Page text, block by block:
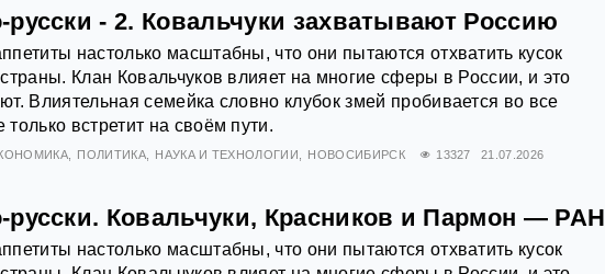
русски - 2. Ковальчуки захватывают Россию
настолько масштабны, что они пытаются отхватить кусок
Клан Ковальчуков влияет на многие сферы в России, и это
Влиятельная семейка словно клубок змей пробивается во все
встретит на своём пути.
ПОЛИТИКА НАУКА И ТЕХНОЛОГИИ НОВОСИБИРСК 13327 21.07.2026
русски. Ковальчуки, Красников и Пармон — РАН
настолько масштабны, что они пытаются отхватить кусок